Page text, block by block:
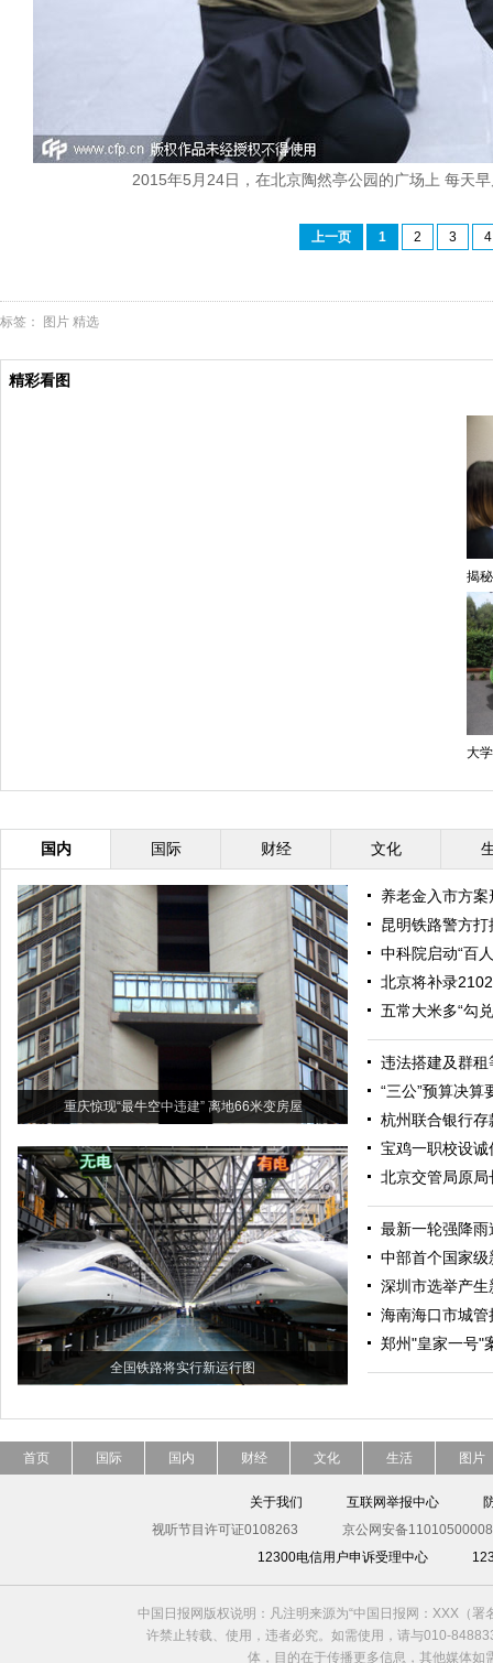
2015年5月24日，在北京陶然亭公园的广场上 每天
上一页 1 2 3 4
标签： 图片 精选
精彩看图
揭
大
国内 国际 财经 文化
重庆惊现“最牛空中违建” 离地66米变房屋
全国铁路将实行新运行图
养老金入市方
昆明铁路警方
中科院启动“百
北京将补录
五常大米多“勾
违法搭建及群
“三公”预算决算
杭州联合银行存
宝鸡一职校设
北京交管局原
最新一轮强降
中部首个国家
深圳市选举产
海南海口市城
郑州"皇家一号"
首页 国际 国内 财经 文化 生活 图片
关于我们 互联网举报中心
视听节目许可证0108263
京公网安备
12300电信用户申诉受理中心
中国日报网版权说明：凡注明来源为“中国日报网：XXX（
许禁止转载、使用，违者必究。如需使用，请与010-
体，目的在于传播更多信息，其他媒体